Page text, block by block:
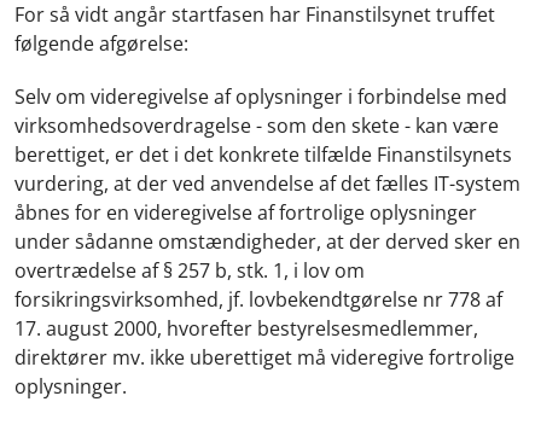
For så vidt angår startfasen har Finanstilsynet truffet
følgende afgørelse:
Selv om videregivelse af oplysninger i forbindelse med
virksomhedsoverdragelse - som den skete - kan være
berettiget, er det i det konkrete tilfælde Finanstilsynets
vurdering, at der ved anvendelse af det fælles IT-system
åbnes for en videregivelse af fortrolige oplysninger
under sådanne omstændigheder, at der derved sker en
overtrædelse af § 257 b, stk. 1, i lov om
forsikringsvirksomhed, jf. lovbekendtgørelse nr 778 af
17. august 2000, hvorefter bestyrelsesmedlemmer,
direktører mv. ikke uberettiget må videregive fortrolige
oplysninger.